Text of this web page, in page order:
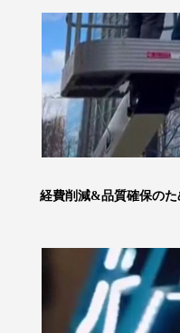
経費削減&品質確保の